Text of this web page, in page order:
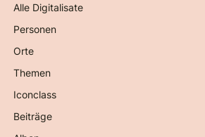
Alle Digitalisate
Personen
Orte
Themen
Iconclass
Beiträge